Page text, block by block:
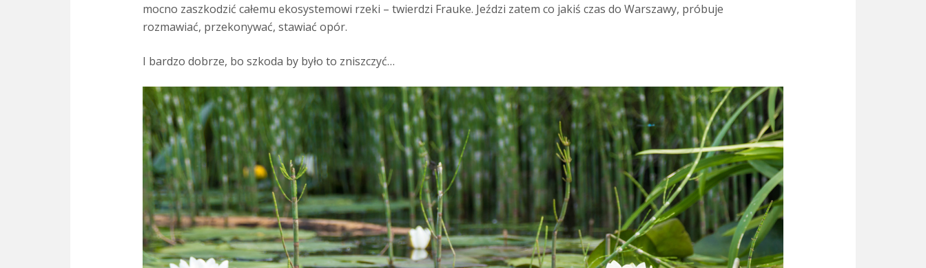
mocno zaszkodzić całemu ekosystemowi rzeki – twierdzi Frauke. Jeździ zatem co jakiś czas do Warszawy, próbuje
rozmawiać, przekonywać, stawiać opór.
I bardzo dobrze, bo szkoda by było to zniszczyć…